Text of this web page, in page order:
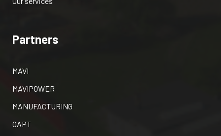
Partners
MAVI
MAVIPOWER
MANUFACTURING
OAPT